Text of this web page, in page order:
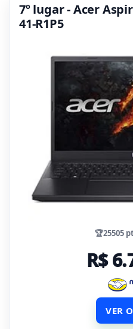
7º lugar - Acer
41-R1P5
🏆25505
R$
VER